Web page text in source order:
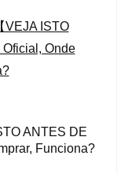
ANTES DE
Funciona?